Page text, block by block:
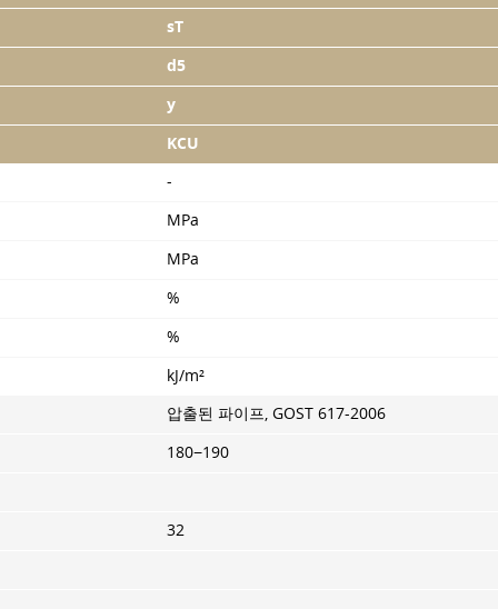
sT
d5
y
KCU
-
MPa
MPa
%
%
kJ/m²
압출된 파이프, GOST 617-2006
180−190
32